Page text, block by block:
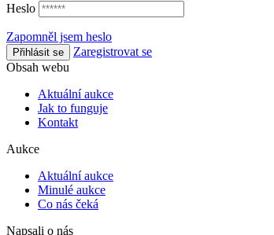
Heslo
Zapomněl jsem heslo
Přihlásit se
Zaregistrovat se
Obsah webu
Aktuální aukce
Jak to funguje
Kontakt
Aukce
Aktuální aukce
Minulé aukce
Co nás čeká
Napsali o nás